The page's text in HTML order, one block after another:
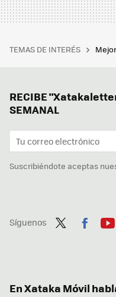
TEMAS DE INTERÉS
RECIBE
SEMANAL
Suscribiéndote aceptas
Síguenos
En Xataka Móvil